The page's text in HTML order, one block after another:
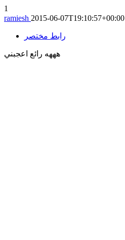
1
ramiesh 2015-06-07T19:10:57+00:00
رابط مختصر
هههه رائع اعجبني